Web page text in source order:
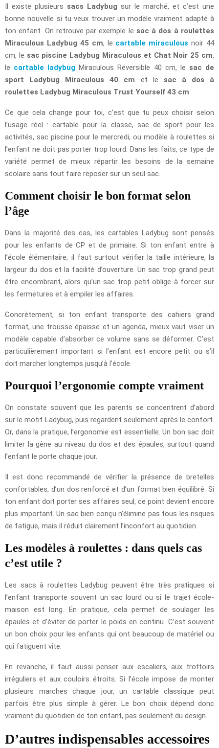
Il existe plusieurs sacs Ladybug sur le marché, et c’est une
bonne nouvelle si tu veux trouver un modèle vraiment adapté à
ton enfant. On retrouve par exemple le sac à dos à roulettes
Miraculous Ladybug 45 cm, le cartable miraculous noir 44
cm, le sac piscine Ladybug Miraculous et Chat Noir 25 cm,
le cartable ladybug Miraculous Réversible 40 cm, le sac de
sport Ladybug Miraculous 40 cm et le sac à dos à
roulettes Ladybug Miraculous Trust Yourself 43 cm
Ce que cela change pour toi, c’est que tu peux choisir selon
l’usage réel : cartable pour la classe, sac de sport pour les
activités, sac piscine pour le mercredi, ou modèle à roulettes si
l’enfant ne doit pas porter trop lourd. Dans les faits, ce type de
variété permet de mieux répartir les besoins de la semaine
scolaire sans tout faire reposer sur un seul sac.
Comment choisir le bon format selon
l’âge
Dans la majorité des cas, les cartables Ladybug sont pensés
pour les enfants de CP et de primaire. Si ton enfant entre à
l’école élémentaire, il faut surtout vérifier la taille intérieure, la
largeur du dos et la facilité d’ouverture. Un sac trop grand peut
être encombrant, alors qu’un sac trop petit oblige à forcer sur
les fermetures et à empiler les affaires.
Concrètement, si ton enfant transporte des cahiers grand
format, une trousse épaisse et un agenda, mieux vaut viser un
modèle capable d’absorber ce volume sans se déformer. C’est
particulièrement important si l’enfant est encore petit ou s’il
doit marcher longtemps jusqu’à l’école.
Pourquoi l’ergonomie compte vraiment
On constate souvent que les parents se concentrent d’abord
sur le motif Ladybug, puis regardent seulement après le confort.
Or, dans la pratique, l’ergonomie est essentielle. Un bon sac doit
limiter la gêne au niveau du dos et des épaules, surtout quand
l’enfant le porte chaque jour.
Il est donc recommandé de vérifier la présence de bretelles
confortables, d’un dos renforcé et d’un format bien équilibré. Si
ton enfant doit porter ses affaires seul, ce point devient encore
plus important. Un sac bien conçu n’élimine pas tous les risques
de fatigue, mais il réduit clairement l’inconfort au quotidien.
Les modèles à roulettes : dans quels cas
c’est utile ?
Les sacs à roulettes Ladybug peuvent être très pratiques si
l’enfant transporte souvent un sac lourd ou si le trajet école-
maison est long. En pratique, cela permet de soulager les
épaules et d’éviter de porter le poids en continu. C’est souvent
un bon choix pour les enfants qui ont beaucoup de matériel ou
qui fatiguent vite.
En revanche, il faut aussi penser aux escaliers, aux trottoirs
irréguliers et aux couloirs étroits. Si l’école impose de monter
plusieurs marches chaque jour, un cartable classique peut
parfois être plus simple à gérer. Le bon choix dépend donc
vraiment du quotidien de ton enfant, pas seulement du design.
D’autres indispensables accessoires